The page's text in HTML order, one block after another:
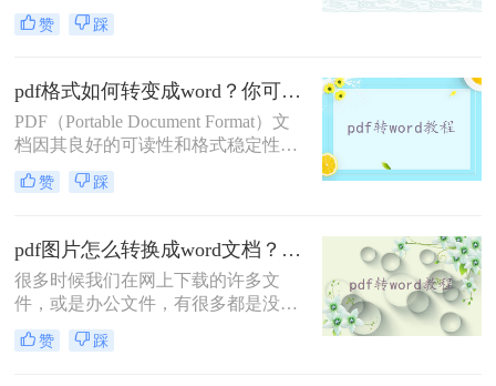
用场景。
等特点，广泛应用于各种场景。然
而，在某些情况下，我们可能需要将
和修改。那么PDF怎么转Word呢？以
下将详细介绍几种PDF转Word的方
法，帮助您轻松完成转换。
赞 踩
pdf格式如何转变成word？你可以只要学会这四种方法就行
PDF（Portable Document Format）文
档因其良好的可读性和格式稳定性，
被广泛应用于各个领域。然而，当需
要对PDF文档进行编辑、修改或进一
得尤为重要。那么pdf格式如何转变成
word呢？以下是四种将PDF格式转变
为Word文档的常用方法：
赞 踩
pdf图片怎么转换成word文档？赶紧通过这三种方法转换！
很多时候我们在网上下载的许多文
件，或是办公文件，有很多都是没有
办法编辑的PDF格式，当您想要修改
时就很费劲了。所以，有什么办法能
赞 踩